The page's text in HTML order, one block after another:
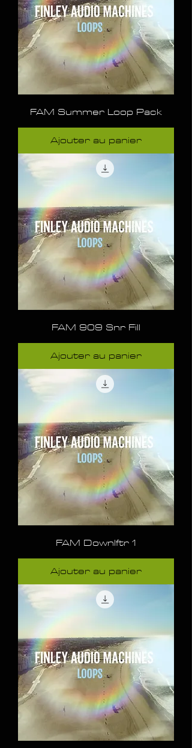
FAM Summer Loop Pack
Ajouter au panier
FAM 909 Snr Fill
Ajouter au panier
FAM Downlftr 1
Ajouter au panier